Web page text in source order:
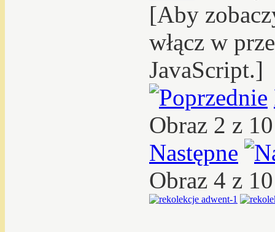
[Aby
włącz w
JavaScript.]
Obraz 2 z
Następne
Obraz 4 z